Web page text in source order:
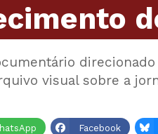
visual sobre a
Facebook